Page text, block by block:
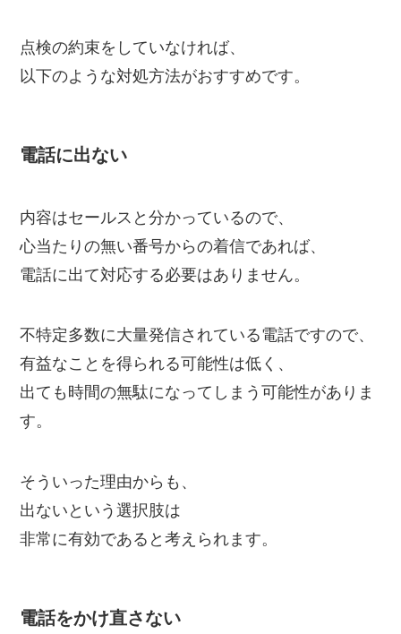
点検の約束をしていなければ、
以下のような対処方法がおすすめです。
電話に出ない
内容はセールスと分かっているので、
心当たりの無い番号からの着信であれば、
電話に出て対応する必要はありません。
不特定多数に大量発信されている電話ですので、
有益なことを得られる可能性は低く、
出ても時間の無駄になってしまう可能性がありま
す。
そういった理由からも、
出ないという選択肢は
非常に有効であると考えられます。
電話をかけ直さない